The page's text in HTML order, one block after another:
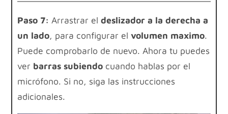
Paso 7: Arrastrar el deslizador a la derecha a
un lado, para configurar elvolumen maximo.
Puede comprobarlo de nuevo. Ahora tu puedes
ver barras subiendo cuando hablas por el
micrófono. Si no, siga las instrucciones
adicionales.